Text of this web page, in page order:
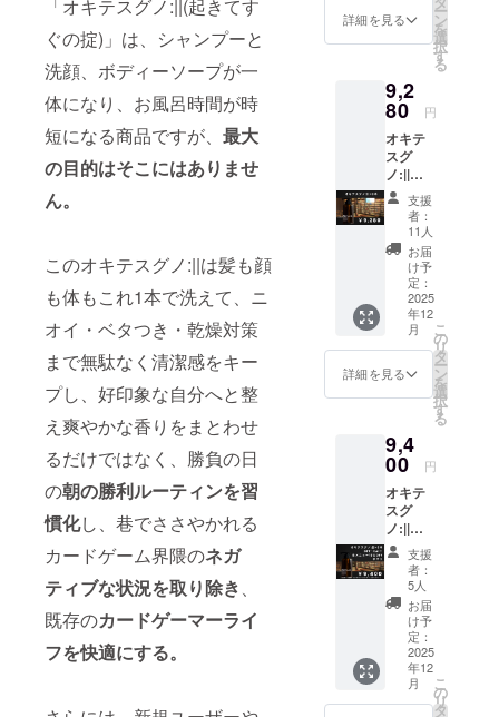
「オキテスグノ:||(起きてす
ぐの掟)」は、シャンプーと
洗顔、ボディーソープが一
体になり、お風呂時間が時
短になる商品ですが、 最大
の目的はそこにはありませ
ん。
このオキテスグノ:||は髪も顔
も体もこれ1本で洗えて、ニ
オイ・ベタつき・乾燥対策
まで無駄なく清潔感をキー
プし、好印象な自分へと整
え爽やかな香りをまとわせ
るだけではなく、勝負の日
の朝の勝利ルーティンを習
慣化し、巷でささやかれる
カードゲーム界隈のネガ
ティブな状況を取り除き、
既存のカードゲーマーライ
フを快適にする。
詳細を見る ー
ン
を
選
択
す
る
9,2
80 円
オキテ
スグ
ノ:||を3
本提供
しま
す。 ・
数量：3
点 ・サ
イズ：
300ml
支援
者：
11人
お届
け予
定：
2025
年12
月
詳細を見る
こ
の
リ
タ
ー
ン
を
選
択
す
る
9,4
00 円
オキテ
スグ
ノ:||を3
本、
OFF-
KAi!!全
メ
ニュー
10%OF
F券を1
枚提供
しま
す。 ・
支援
者：
5人
お届
け予
定：
2025
年12
月
こ
の
リ
タ